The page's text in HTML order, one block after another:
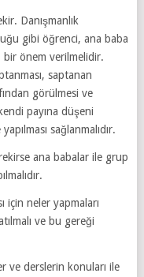
Danışmanlık
gibi öğrenci, ana baba
bir önem verilmelidir.
saptanan
görülmesi ve
payına düşeni
sağlanmalıdır.
ana babalar ile grup
için neler yapmaları
ve bu gereği
ve derslerin konuları ile